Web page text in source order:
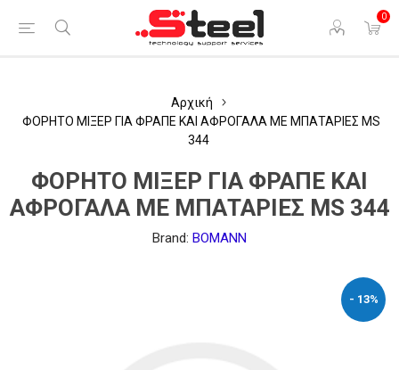
0
Αρχική
ΦΟΡΗΤΟ ΜΙΞΕΡ ΓΙΑ ΦΡΑΠΕ ΚΑΙ ΑΦΡΟΓΑΛΑ ΜΕ ΜΠΑΤΑΡΙΕΣ MS
344
ΦΟΡΗΤΟ ΜΙΞΕΡ ΓΙΑ ΦΡΑΠΕ ΚΑΙ
ΑΦΡΟΓΑΛΑ ΜΕ ΜΠΑΤΑΡΙΕΣ MS 344
Brand: BOMANN
- 13%